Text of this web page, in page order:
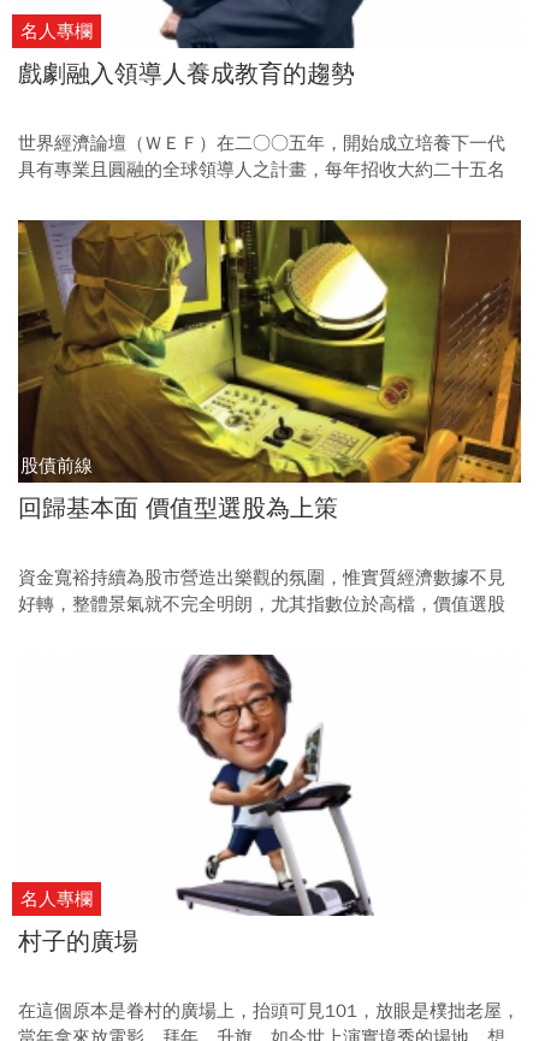
名人專欄
戲劇融入領導人養成教育的趨勢
世界經濟論壇（ＷＥＦ）在二○○五年，開始成立培養下一代
具有專業且圓融的全球領導人之計畫，每年招收大約二十五名
作經驗的年輕人。
股債前線
回歸基本面 價值型選股為上策
資金寬裕持續為股市營造出樂觀的氛圍，惟實質經濟數據不見
好轉，整體景氣就不完全明朗，尤其指數位於高檔，價值選股
名人專欄
村子的廣場
在這個原本是眷村的廣場上，抬頭可見101，放眼是樸拙老屋，